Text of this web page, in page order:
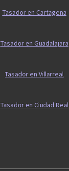
Tasador en Cartagena
Tasador en Guadalajara
Tasador en Villarreal
Tasador en Ciudad Real